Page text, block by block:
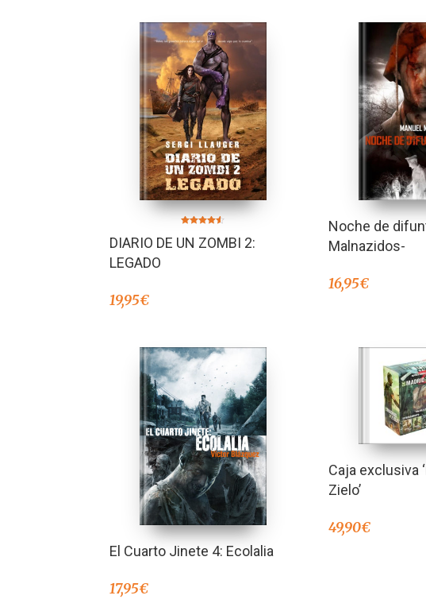
4.50
de 5
DIARIO DE UN ZOMBI 2:
LEGADO
19,95€
Noche de
Malnazidos-
16,95€
El Cuarto Jinete 4: Ecolalia
17,95€
Caja exclusiva
Zielo’
49,90€